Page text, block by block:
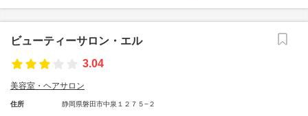
ビューティーサロン・エル
3.04
美容室・ヘアサロン
住所 静岡県磐田市中泉１２７５−２